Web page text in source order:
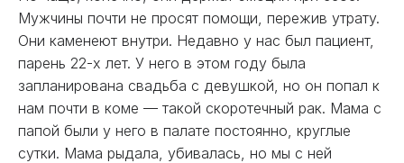
Мужчины почти не просят помощи, пережив утрату.
Они каменеют внутри. Недавно у нас был пациент,
парень 22-х лет. У него в этом году была
запланирована свадьба с девушкой, но он попал к
нам почти в коме — такой скоротечный рак. Мама с
папой были у него в палате постоянно, круглые
сутки. Мама рыдала, убивалась, но мы с ней